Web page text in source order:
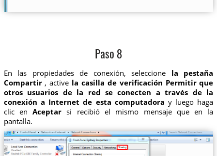
Paso 8
En las propiedades de conexión, seleccione la pestaña
Compartir, active la casilla de verificación Permitir que
otros usuarios de la red se conecten a través de la
conexión a Internet de esta computadora y luego haga
clic enAceptar si recibió el mismo mensaje que en la
pantalla.